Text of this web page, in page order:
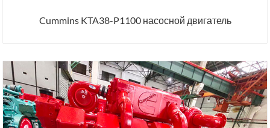
Cummins KTA38-P1100 насосной двигатель